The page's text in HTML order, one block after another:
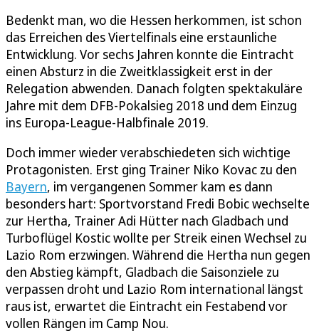
Bedenkt man, wo die Hessen herkommen, ist schon
das Erreichen des Viertelfinals eine erstaunliche
Entwicklung. Vor sechs Jahren konnte die Eintracht
einen Absturz in die Zweitklassigkeit erst in der
Relegation abwenden. Danach folgten spektakuläre
Jahre mit dem DFB-Pokalsieg 2018 und dem Einzug
ins Europa-League-Halbfinale 2019.
Doch immer wieder verabschiedeten sich wichtige
Protagonisten. Erst ging Trainer Niko Kovac zu den
Bayern, im vergangenen Sommer kam es dann
besonders hart: Sportvorstand Fredi Bobic wechselte
zur Hertha, Trainer Adi Hütter nach Gladbach und
Turboflügel Kostic wollte per Streik einen Wechsel zu
Lazio Rom erzwingen. Während die Hertha nun gegen
den Abstieg kämpft, Gladbach die Saisonziele zu
verpassen droht und Lazio Rom international längst
raus ist, erwartet die Eintracht ein Festabend vor
vollen Rängen im Camp Nou.